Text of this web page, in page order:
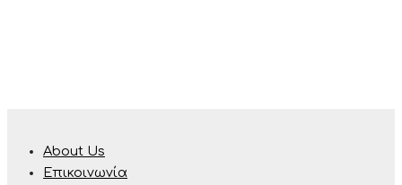
About Us
Επικοινωνία